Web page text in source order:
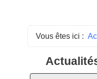
Vous êtes ici :